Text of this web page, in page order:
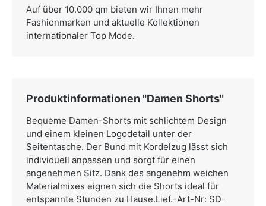
Auf über 10.000 qm bieten wir Ihnen mehr
Fashionmarken und aktuelle Kollektionen
internationaler Top Mode.
Produktinformationen "Damen Shorts"
Bequeme Damen-Shorts mit schlichtem Design
und einem kleinen Logodetail unter der
Seitentasche. Der Bund mit Kordelzug lässt sich
individuell anpassen und sorgt für einen
angenehmen Sitz. Dank des angenehm weichen
Materialmixes eignen sich die Shorts ideal für
entspannte Stunden zu Hause.Lief.-Art-Nr: SD-